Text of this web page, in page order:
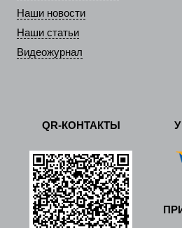
Наши новости
Наши статьи
Видеожурнал
QR-КОНТАКТЫ